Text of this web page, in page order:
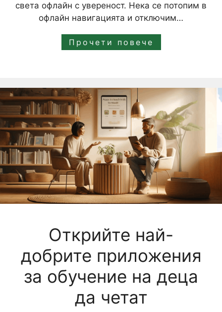
света офлайн с увереност. Нека се потопим в
офлайн навигацията и отключим…
Прочети повече
Открийте най-
добрите приложения
за обучение на деца
да четат